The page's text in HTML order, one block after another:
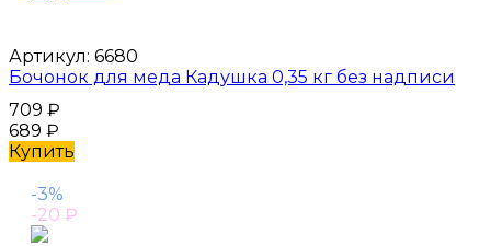
Артикул: 6680
Бочонок для меда Кадушка 0,35 кг без надписи
709 ₽
689 ₽
Купить
-3%
-20 ₽